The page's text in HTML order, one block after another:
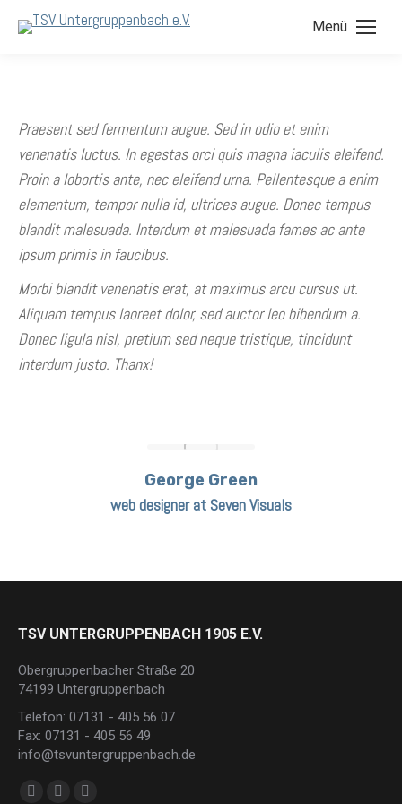
Menü
Praesent sed fermentum augue. Sed in odio et enim
venenatis luctus. In egestas orci quis magna iaculis eleifend.
Proin a lobortis ante, nec eleifend urna. Pellentesque a enim
elementum, tempor nulla id, ultrices augue. Donec tempus
blandit malesuada. Interdum et malesuada fames ac ante
ipsum primis in faucibus.
Morbi blandit venenatis erat, at maximus arcu cursus ut.
Aliquam tempus laoreet dolor, sed auctor leo bibendum a.
Donec ligula nisl, pretium sed neque tristique, tincidunt
interdum justo. Thanx!
George Green
web designer at Seven Visuals
TSV UNTERGRUPPENBACH 1905 E.V.
Obergruppenbacher Straße 20
74199 Untergruppenbach
Telefon: 07131 - 405 56 07
Fax: 07131 - 405 56 49
info@tsvuntergruppenbach.de
Finden Sie uns auf: